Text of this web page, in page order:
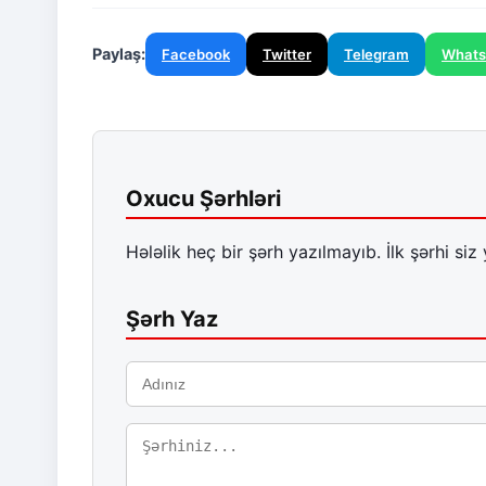
Paylaş: Facebook Twitter Telegram
Oxucu Şərhləri
Hələlik heç bir şərh yazılmayıb. İlk şərhi siz
Şərh Yaz